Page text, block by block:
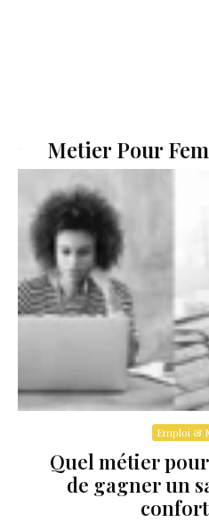
Metier Pour
Emploi &
Quel métier
de gagner un